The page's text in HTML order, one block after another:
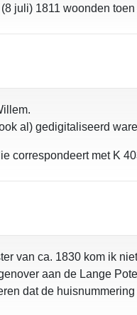
juli) 1811 woonden
al) gedigitaliseerd
correspondeert met K
van ca. 1830 kom ik
aan de Lange
dat de